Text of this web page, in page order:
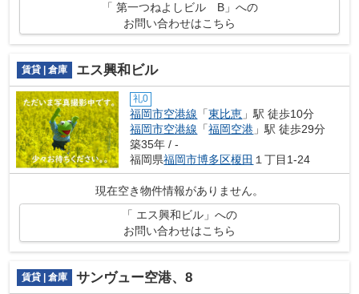
「 第一つねよしビル B」への
お問い合わせはこちら
賃貸 | 倉庫 エス興和ビル
礼0
福岡市空港線 「東比恵 」駅 徒歩10分
福岡市空港線 「福岡空港 」駅 徒歩29分
築35年 / -
福岡県福岡市博多区榎田 １丁目1-24
現在空き物件情報がありません。
「 エス興和ビル」への
お問い合わせはこちら
賃貸 | 倉庫 サンヴュー空港、8